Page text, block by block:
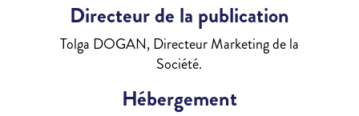
Directeur de la publication
Tolga DOGAN,Directeur Marketing de la
Société.
Hébergement